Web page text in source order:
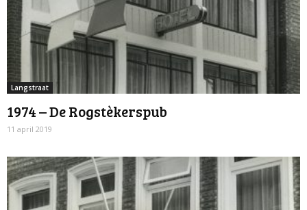
Langstraat
1974 – De Rogstèkerspub
11 april 2019